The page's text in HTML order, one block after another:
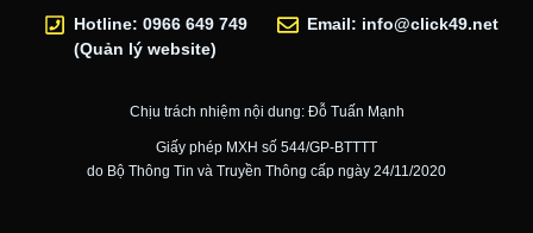
Hotline: 0966 649 749
(Quản lý website)
Email: info@click49.net
Chịu trách nhiệm nội dung: Đỗ Tuấn Mạnh
Giấy phép MXH số 544/GP-BTTTT
do Bộ Thông Tin và Truyền Thông cấp ngày 24/11/2020